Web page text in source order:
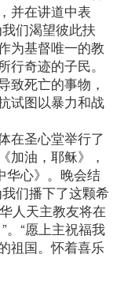
并在讲道中表
们渴望彼此扶
为基督唯一的教
奇迹的子民。
致死亡的事物，
试图以暴力和战
在圣心堂举行了
加油，耶稣》，
华心》。晚会结
们播下了这颗希
人天主教友将在
。“愿上主祝福我
祖国。怀着喜乐